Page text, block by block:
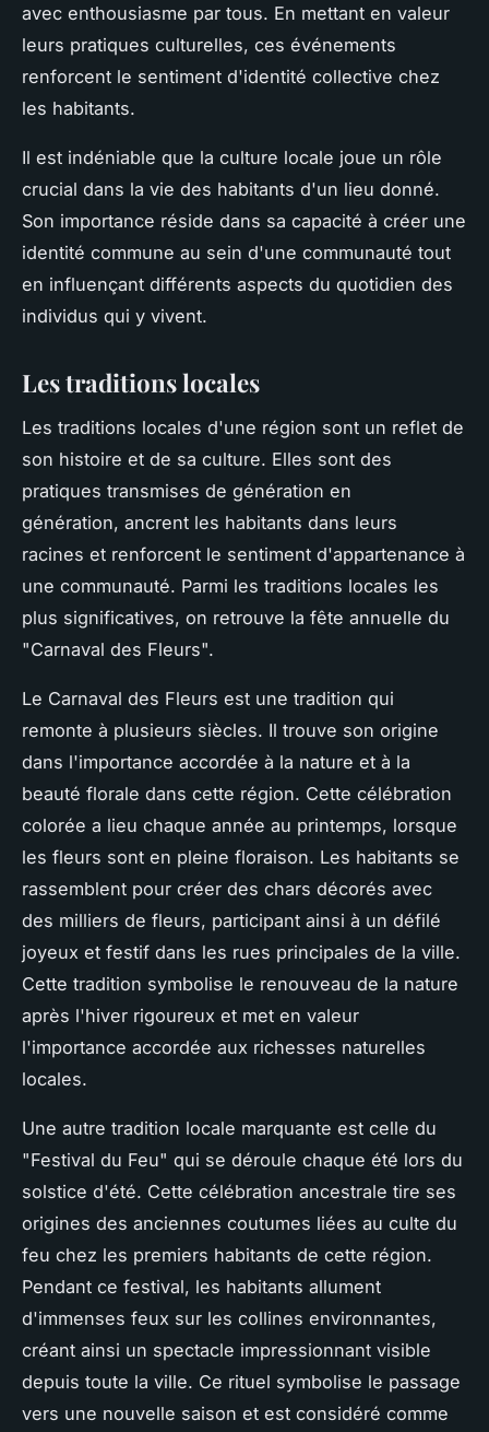
avec enthousiasme par tous. En mettant en valeur
leurs pratiques culturelles, ces événements
renforcent le sentiment d'identité collective chez
les habitants.
Il est indéniable que la culture locale joue un rôle
crucial dans la vie des habitants d'un lieu donné.
Son importance réside dans sa capacité à créer une
identité commune au sein d'une communauté tout
en influençant différents aspects du quotidien des
individus qui y vivent.
Les traditions locales
Les traditions locales d'une région sont un reflet de
son histoire et de sa culture. Elles sont des
pratiques transmises de génération en
génération, ancrent les habitants dans leurs
racines et renforcent le sentiment d'appartenance à
une communauté. Parmi les traditions locales les
plus significatives, on retrouve la fête annuelle du
"Carnaval des Fleurs".
Le Carnaval des Fleurs est une tradition qui
remonte à plusieurs siècles. Il trouve son origine
dans l'importance accordée à la nature et à la
beauté florale dans cette région. Cette célébration
colorée a lieu chaque année au printemps, lorsque
les fleurs sont en pleine floraison. Les habitants se
rassemblent pour créer des chars décorés avec
des milliers de fleurs, participant ainsi à un défilé
joyeux et festif dans les rues principales de la ville.
Cette tradition symbolise le renouveau de la nature
après l'hiver rigoureux et met en valeur
l'importance accordée aux richesses naturelles
locales.
Une autre tradition locale marquante est celle du
"Festival du Feu" qui se déroule chaque été lors du
solstice d'été. Cette célébration ancestrale tire ses
origines des anciennes coutumes liées au culte du
feu chez les premiers habitants de cette région.
Pendant ce festival, les habitants allument
d'immenses feux sur les collines environnantes,
créant ainsi un spectacle impressionnant visible
depuis toute la ville. Ce rituel symbolise le passage
vers une nouvelle saison et est considéré comme